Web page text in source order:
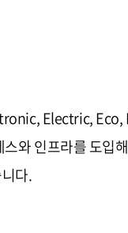
Electric,
와 인프라를 도입
다.